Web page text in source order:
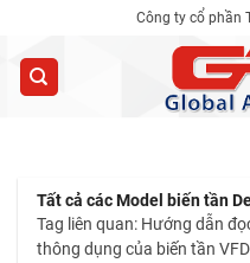
content
Công ty cổ phần
Tất cả các Model biến tần
Tag liên quan: Hướng dẫn
thông dụng của biến tần